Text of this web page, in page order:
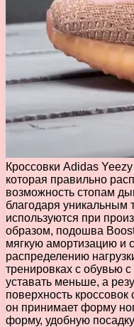
Кроссовки Adidas
которая правильно
возможность стопам
благодаря уникальным
используются при
образом, подошва
мягкую амортизацию и
распределению
тренировках с обувью
уставать меньше, а
поверхность
он принимает форму
форму, удобную